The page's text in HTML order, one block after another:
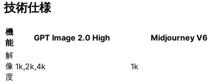
技術仕様
機
能
GPT Image 2.0 High
Midjourney V6
解
像
度
1k,2k,4k 1k